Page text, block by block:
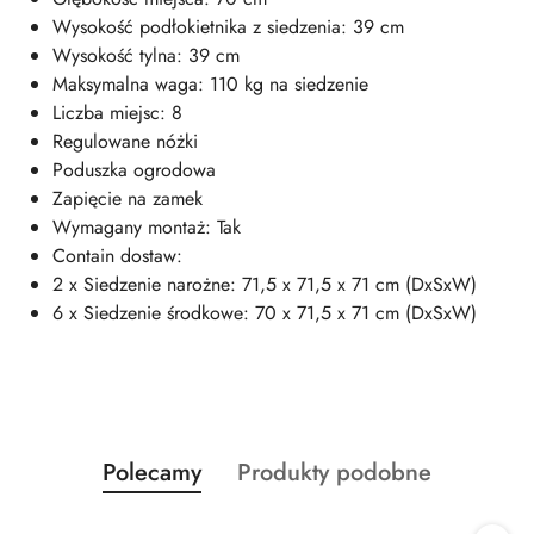
Wysokość podłokietnika z siedzenia: 39 cm
Wysokość tylna: 39 cm
Maksymalna waga: 110 kg na siedzenie
Liczba miejsc: 8
Regulowane nóżki
Poduszka ogrodowa
Zapięcie na zamek
Wymagany montaż: Tak
Contain dostaw:
2 x Siedzenie narożne: 71,5 x 71,5 x 71 cm (DxSxW)
6 x Siedzenie środkowe: 70 x 71,5 x 71 cm (DxSxW)
Pomiń karuzelę produktów
Produkty
o
Polecamy
Produkty
Produkty podobne